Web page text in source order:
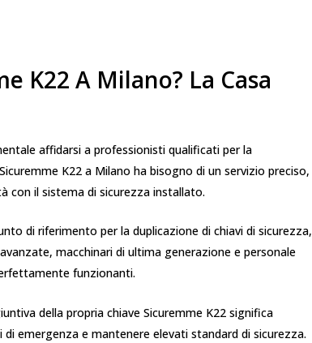
K22 A Milano? La Casa
affidarsi a professionisti qualificati per la
K22 a Milano ha bisogno di un servizio preciso,
con il sistema di sicurezza installato.
di riferimento per la duplicazione di chiavi di sicurezza,
macchinari di ultima generazione e personale
funzionanti.
della propria chiave Sicuremme K22 significa
emergenza e mantenere elevati standard di sicurezza.